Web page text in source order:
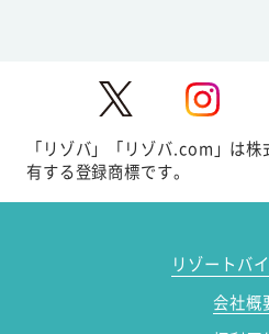
「リゾバ」「リゾバ.com」は
有する登録商標です。
リゾートバ
会社概